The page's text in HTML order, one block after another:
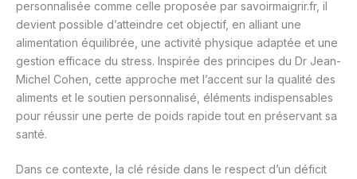
personnalisée comme celle proposée par savoirmaigrir.fr, il
devient possible d’atteindre cet objectif, en alliant une
alimentation équilibrée, une activité physique adaptée et une
gestion efficace du stress. Inspirée des principes du Dr Jean-
Michel Cohen, cette approche met l’accent sur la qualité des
aliments et le soutien personnalisé, éléments indispensables
pour réussir une perte de poids rapide tout en préservant sa
santé.
Dans ce contexte, la clé réside dans le respect d’un déficit